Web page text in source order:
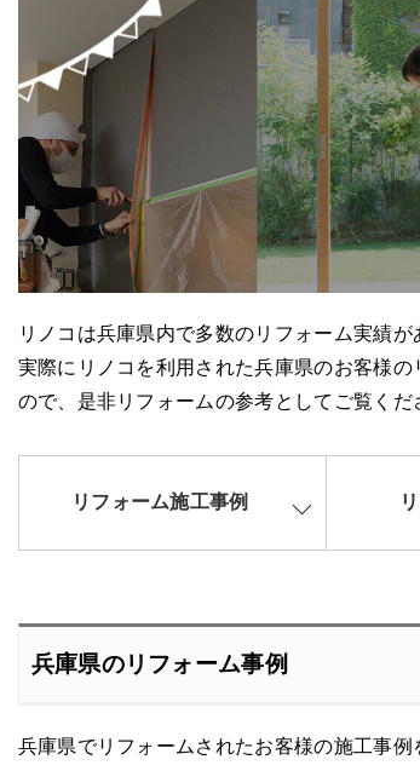
リノコは兵庫県内で多数のリフォーム実績が
実際にリノコを利用された兵庫県のお客様
ので、是非リフォームの参考としてご覧くだ
リフォーム施工事例
兵庫県のリフォーム事例
兵庫県でリフォームされたお客様の施工事